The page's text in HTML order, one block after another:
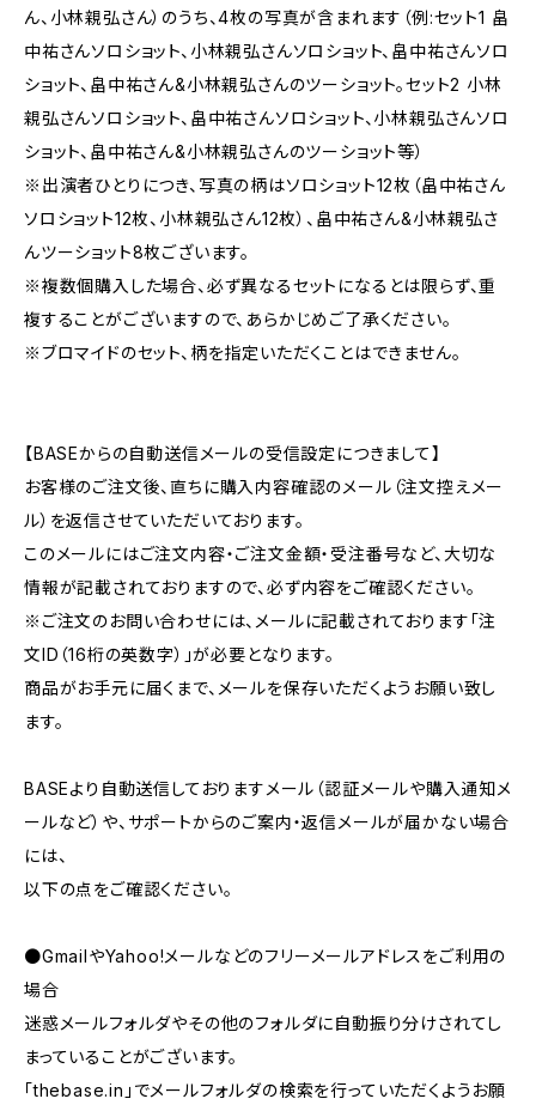
ん、小林親弘さん）のうち、4枚の写真が含まれます（例:セット1 畠
中祐さんソロショット、小林親弘さんソロショット、畠中祐さんソロ
ショット、畠中祐さん&小林親弘さんのツーショット。セット2 小林
親弘さんソロショット、畠中祐さんソロショット、小林親弘さんソロ
ショット、畠中祐さん&小林親弘さんのツーショット等）
※出演者ひとりにつき、写真の柄はソロショット12枚（畠中祐さん
ソロショット12枚、小林親弘さん12枚）、畠中祐さん&小林親弘さ
んツーショット8枚ございます。
※複数個購入した場合、必ず異なるセットになるとは限らず、重
複することがございますので、あらかじめご了承ください。
※ブロマイドのセット、柄を指定いただくことはできません。
【BASEからの自動送信メールの受信設定につきまして】
お客様のご注文後、直ちに購入内容確認のメール（注文控えメー
ル）を返信させていただいております。
このメールにはご注文内容・ご注文金額・受注番号など、大切な
情報が記載されておりますので、必ず内容をご確認ください。
※ご注文のお問い合わせには、メールに記載されております「注
文ID（16桁の英数字）」が必要となります。
商品がお手元に届くまで、メールを保存いただくようお願い致し
ます。
BASEより自動送信しておりますメール（認証メールや購入通知メ
ールなど）や、サポートからのご案内・返信メールが届かない場合
には、
以下の点をご確認ください。
●GmailやYahoo!メールなどのフリーメールアドレスをご利用の
場合
迷惑メールフォルダやその他のフォルダに自動振り分けされてし
まっていることがございます。
「thebase.in」でメールフォルダの検索を行っていただくようお願